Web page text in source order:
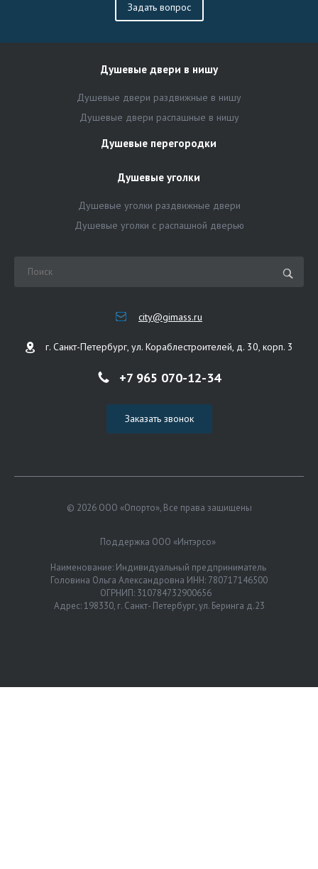
Задать вопрос
Душевые двери в нишу
Душевые двери раздвижные в нишу
Душевые двери распашные в нишу
Душевые перегородки
Душевые уголки
Душевые уголки раздвижные двери
Душевые уголки с распашной дверью
city@gimass.ru
г. Санкт-Петербург, ул. Кораблестроителей, д. 30, корп. 3
+7 965 070-12-34
Заказать звонок
© 2026 ООО «Опорто», Все права защищены
Поддержка ООО «Интэрсо»
Наименование: Индивидуальный предприниматель
Головина Ольга Александровна ИНН: 780717146500
ОГРНИП: 310784732900656
Адрес: 198330, г. Санкт- Петербург, ул. Беринга д.23